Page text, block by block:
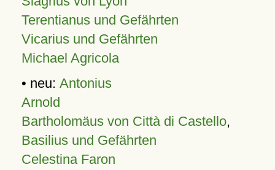
Terentianus und Gefährten
Vicarius und Gefährten
Michael Agricola
• neu: Antonius
Arnold
Bartholomäus von Città di Castello,
Basilius und Gefährten
Celestina Faron